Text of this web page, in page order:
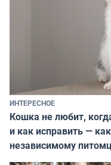
ИНТЕРЕСНОЕ
Кошка не любит,
и как исправить —
независимому